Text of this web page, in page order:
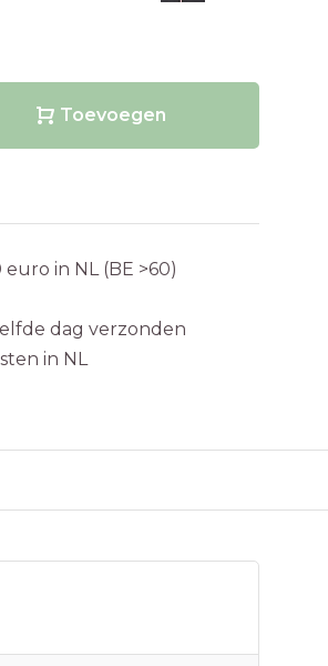
Toevoegen
in NL (BE >60)
dag verzonden
in NL